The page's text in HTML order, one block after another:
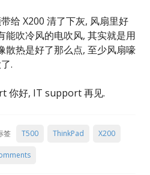
给 X200 清了下灰, 风扇里好
能吹冷风的电吹风, 其实就是用
散热是好了那么点, 至少风扇嚎
.
你好, IT support 再见.
签 T500 ThinkPad X200